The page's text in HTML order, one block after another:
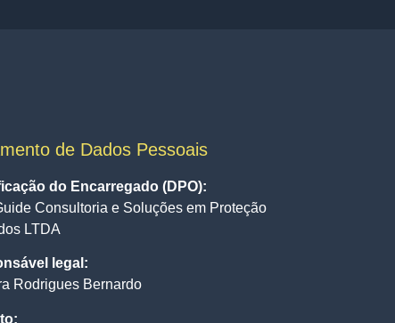
de Dados Pessoais
do Encarregado (DPO):
Consultoria e Soluções em Proteção
LTDA
legal:
Rodrigues Bernardo